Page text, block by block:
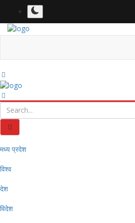
मध्य प्रदेश
विश्व
देश
विदेश